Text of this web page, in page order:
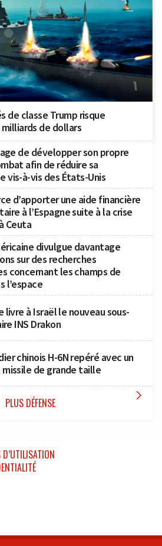
de classe Trump risque
de dollars
de développer son propre
afin de réduire sa
vis-à-vis des États-Unis
d’apporter une aide financière
à l’Espagne suite à la crise
Ceuta
divulgue davantage
sur des recherches
concernant les champs de
l’espace
livre à Israël le nouveau sous-
INS Drakon
chinois H-6N repéré avec un
de grande taille
PLUS DÉFENSE 